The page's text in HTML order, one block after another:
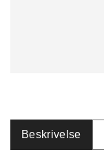
Beskrivelse